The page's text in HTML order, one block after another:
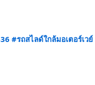
#รถสไลด์ใกล้มอเตอร์เวย์